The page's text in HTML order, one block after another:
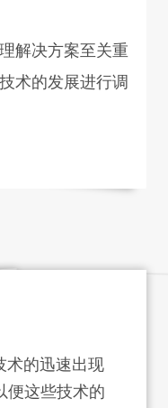
解决方案至关重
术的发展进行调
术的迅速出现
便这些技术的